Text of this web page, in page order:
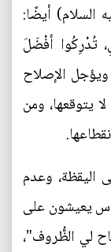
السلام) أيضًا:
تُدْرِكُوا أفْضَلَ
ويؤجل الإصلاح
يتوقعها، ومن
اليقظة، وعدم
يعيشون على
لي الظُّروف"،